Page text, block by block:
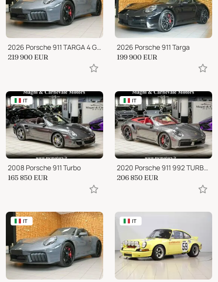
2026 Porsche 911 TARGA 4 GTS
219 900 EUR
2026 Porsche 911 Targa
199 900 EUR
IT
2008 Porsche 911 Turbo
165 850 EUR
IT
2020 Porsche 911 992 TURBO S CABRIO|PCCB|LIFT|AKRAPOVIC|PLDS+|BOSE
206 850 EUR
IT IT